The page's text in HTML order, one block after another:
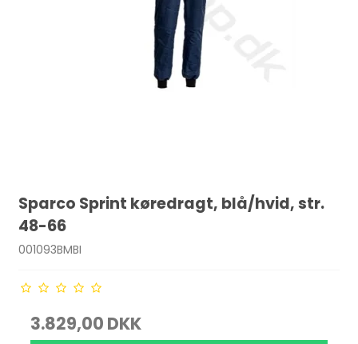
Sparco Sprint køredragt, blå/hvid, str.
48-66
001093BMBI
3.829,00 DKK